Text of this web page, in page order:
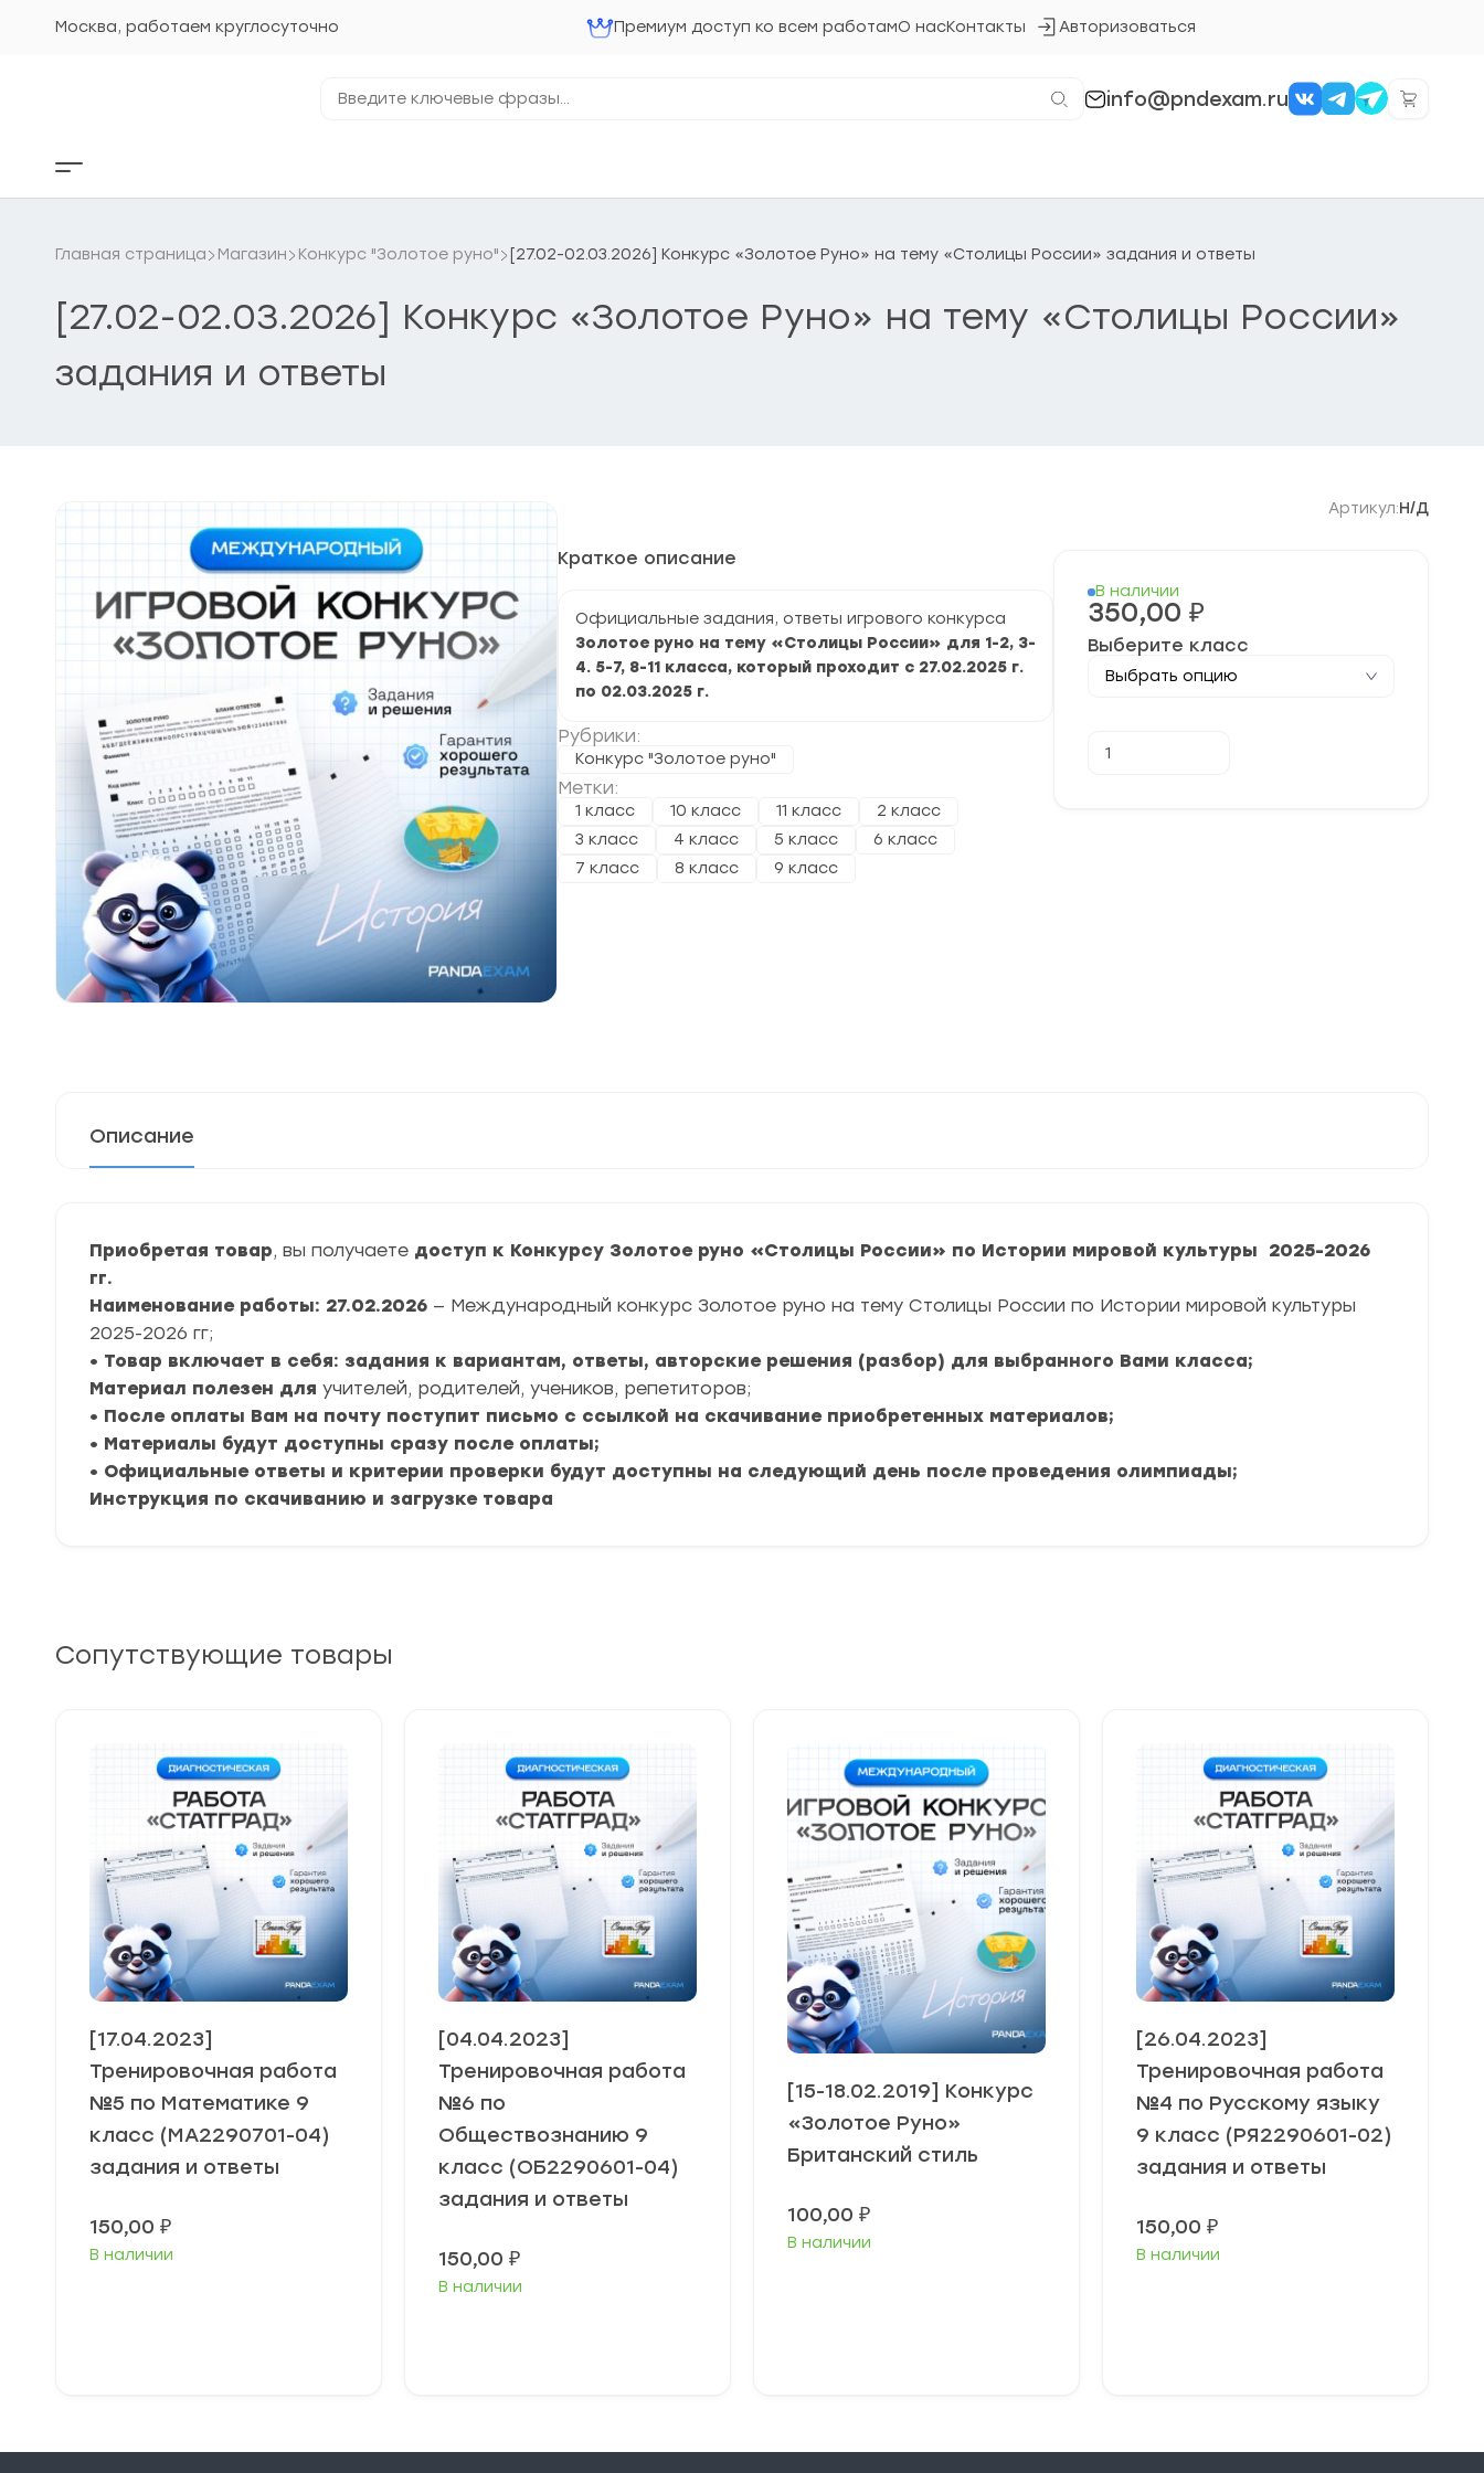
Москва, работаем круглосуточно Премиум доступ ко всем работамО насКонтакты Авторизоваться
Кнопка
ключевые
info@pndexam.ru
Кнопка
бокового
Главная страница Магазин Конкурс "Золотое руно" [27.02-02.03.2026] Конкурс «Золотое Руно» на тему «Столицы России» задания и ответы
[27.02-02.03.2026] Конкурс «Золотое Руно» на тему «Столицы России»
задания и ответы
Артикул:Н/Д
Краткое описание
Официальные задания, ответы игрового конкурса
Золотое руно на тему «Столицы России» для 1-2, 3-
4. 5-7, 8-11 класса, который проходит с 27.02.2025 г.
по 02.03.2025 г.
Рубрики:
Конкурс "Золотое руно"
Метки:
1 класс 10 класс 11 класс
2 класс
3 класс
4 класс 5 класс
6 класс
7 класс
8 класс 9 класс
В наличии
350,00 ₽
Выберите класс
товара
Описание
Приобретая товар, вы получаете доступ к Конкурсу Золотое руно «Столицы России» по Истории мировой культуры 2025-2026
гг.
Наименование работы: 27.02.2026 — Международный конкурс Золотое руно на тему Столицы России по Истории мировой культуры
2025-2026 гг;
• Товар включает в себя: задания к вариантам, ответы, авторские решения (разбор) для выбранного Вами класса;
Материал полезен для учителей, родителей, учеников, репетиторов;
• После оплаты Вам на почту поступит письмо с ссылкой на скачивание приобретенных материалов;
• Материалы будут доступны сразу после оплаты;
• Официальные ответы и критерии проверки будут доступны на следующий день после проведения олимпиады;
Инструкция по скачиванию и загрузке товара
Сопутствующие товары
[17.04.2023]
Тренировочная работа
№5 по Математике 9
класс (МА2290701-04)
задания и ответы
150,00 ₽
В наличии
[04.04.2023]
Тренировочная работа
№6 по
Обществознанию 9
класс (ОБ2290601-04)
задания и ответы
150,00 ₽
В наличии
[15-18.02.2019] Конкурс
«Золотое Руно»
Британский стиль
100,00 ₽
В наличии
[26.04.2023]
Тренировочная работа
№4 по Русскому языку
9 класс (РЯ2290601-02)
задания и ответы
150,00 ₽
В наличии